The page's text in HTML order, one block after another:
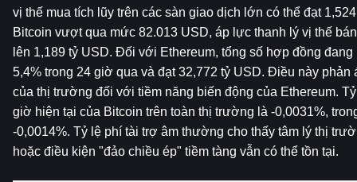
vị thế mua tích lũy trên các sàn giao dịch lớn có thể đạt
Bitcoin vượt qua mức 82.013 USD, áp lực thanh lý vị thế
lên 1,189 tỷ USD. Đối với Ethereum, tổng số hợp đồng
5,4% trong 24 giờ qua và đạt 32,772 tỷ USD. Điều này phản
của thị trường đối với tiềm năng biến động của Ethereum.
giờ hiện tại của Bitcoin trên toàn thị trường là -0,0031%,
-0,0014%. Tỷ lệ phí tài trợ âm thường cho thấy tâm lý thị
hoặc điều kiện "đảo chiều ép" tiềm tàng vẫn có thể tồn tại.